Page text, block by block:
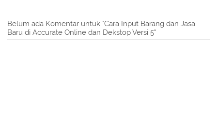
Belum ada Komentar untuk "Cara Input Barang dan Jasa
Baru di Accurate Online dan Dekstop Versi 5"